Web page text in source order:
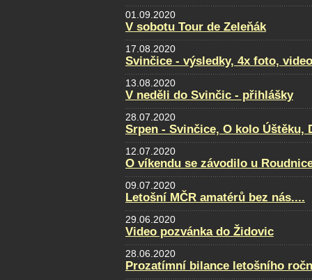
01.09.2020
V sobotu Tour de Zeleňák
17.08.2020
Svinčice - výsledky, 4x foto,
13.08.2020
V neděli do Svinčic - přihlášky
28.07.2020
Srpen - Svinčice, O kolo Úštěku,
12.07.2020
O víkendu se závodilo u
09.07.2020
Letošní MČR amatérů bez nás....
29.06.2020
Video pozvánka do Židovic
28.06.2020
Prozatímní bilance letošního